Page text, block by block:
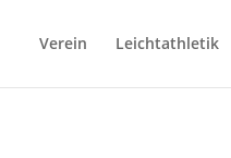
Verein Leichtathletik